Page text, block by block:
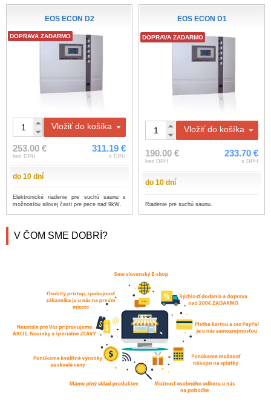
EOS ECON D2
DOPRAVA ZADARMO
Vložiť do košíka
253.00 €
bez DPH
311.19 €
s DPH
do 10 dní
Elektronické riadenie pre suchú saunu s
možnosťou silovej časti pre pece nad 9kW.
EOS ECON D1
DOPRAVA ZADARMO
Vložiť do košíka
190.00 €
bez DPH
233.70 €
s DPH
do 10 dní
Riadenie pre suchú saunu.
V ČOM SME DOBRÍ?